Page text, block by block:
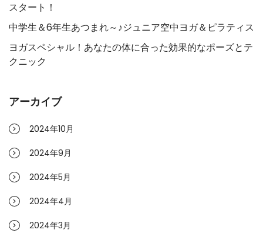
スタート！
中学生＆6年生あつまれ～♪ジュニア空中ヨガ＆ピラティス
ヨガスペシャル！あなたの体に合った効果的なポーズとテ
クニック
アーカイブ
2024年10月
2024年9月
2024年5月
2024年4月
2024年3月